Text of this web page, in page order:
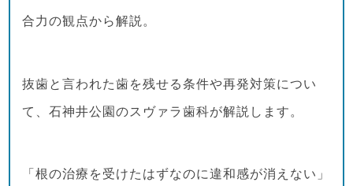
合力の観点から解説。
抜歯と言われた歯を残せる条件や再発対策につい
て、石神井公園のスヴァラ歯科が解説します。
「根の治療を受けたはずなのに違和感が消えない」